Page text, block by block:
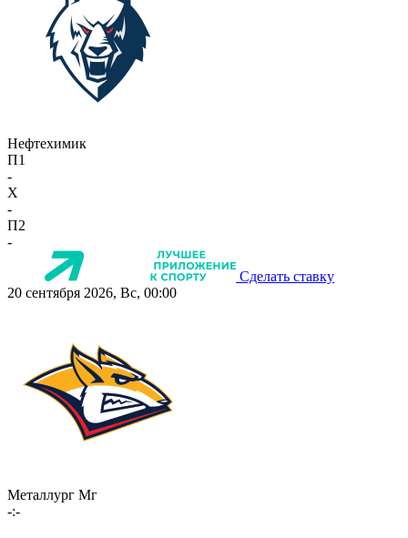
Нефтехимик
П1
-
X
-
П2
-
Сделать ставку
20 сентября 2026, Вс, 00:00
Металлург Мг
-:-